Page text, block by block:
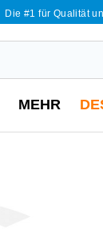
Die #1 für Qualität
MEHR